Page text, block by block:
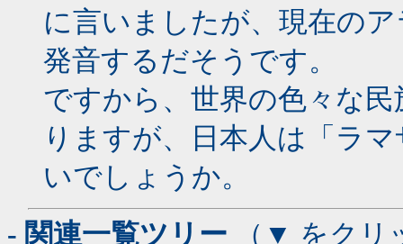
に言いましたが、現在の
発音するだそうです。
ですから、世界の色々な
りますが、日本人は「ラ
いでしょうか。
- 関連一覧ツリー （▼ をクリ